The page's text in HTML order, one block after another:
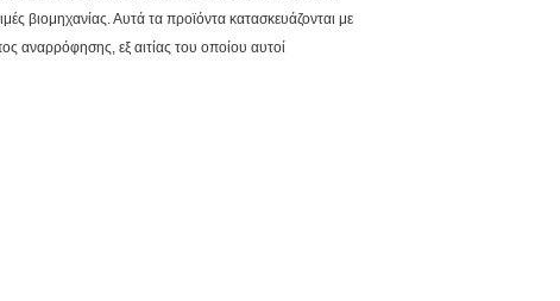
βιομηχανίας. Αυτά τα προϊόντα κατασκευάζονται με
αναρρόφησης, εξ αιτίας του οποίου αυτοί